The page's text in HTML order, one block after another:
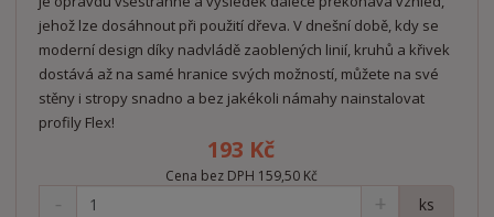
jehož lze dosáhnout při použití dřeva. V dnešní době, kdy se
moderní design díky nadvládě zaoblených linií, kruhů a křivek
dostává až na samé hranice svých možností, můžete na své
stěny i stropy snadno a bez jakékoli námahy nainstalovat
profily Flex!
193 Kč
Cena bez DPH 159,50 Kč
ks